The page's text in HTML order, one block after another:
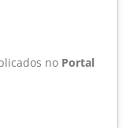
no Portal